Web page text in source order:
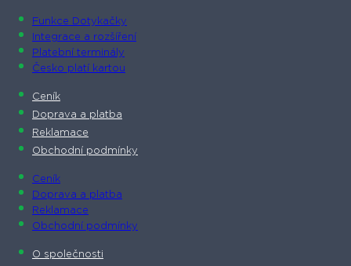
Funkce Dotykačky
Integrace a rozšíření
Platební terminály
Česko platí kartou
Ceník
Doprava a platba
Reklamace
Obchodní podmínky
Ceník
Doprava a platba
Reklamace
Obchodní podmínky
O společnosti​